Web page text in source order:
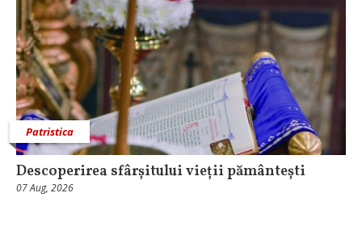
Patristica
Descoperirea sfârșitului vieții pământești
07 Aug, 2026